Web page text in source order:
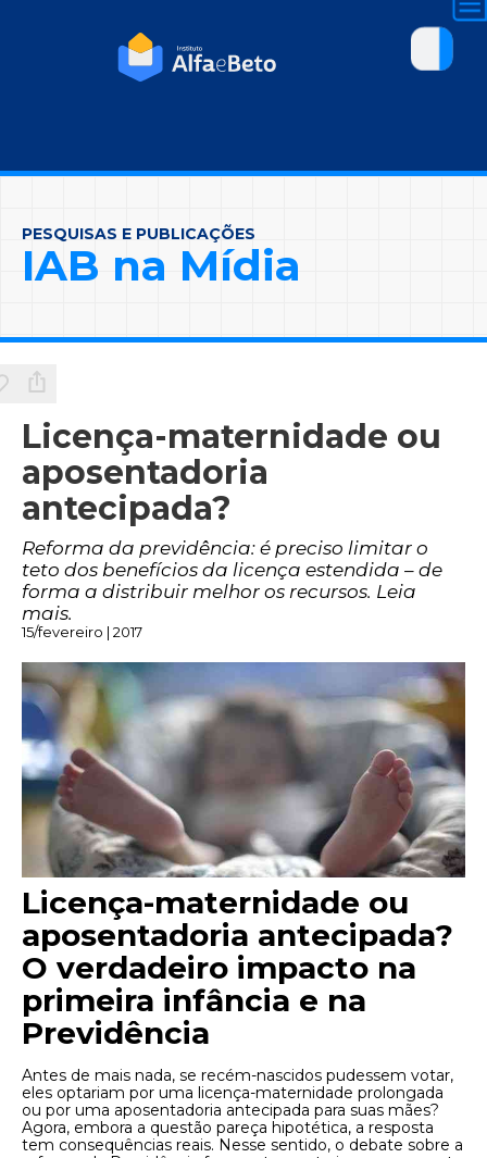
PESQUISAS E PUBLICAÇÕES
IAB na Mídia
Licença-maternidade ou
aposentadoria
antecipada?
Reforma da previdência: é preciso limitar o
teto dos benefícios da licença estendida – de
forma a distribuir melhor os recursos. Leia
mais.
15/fevereiro | 2017
Licença-maternidade ou
aposentadoria antecipada?
O verdadeiro impacto na
primeira infância e na
Previdência
Antes de mais nada, se recém-nascidos pudessem votar,
eles optariam por uma licença-maternidade prolongada
ou por uma aposentadoria antecipada para suas mães?
Agora, embora a questão pareça hipotética, a resposta
tem consequências reais. Nesse sentido, o debate sobre a